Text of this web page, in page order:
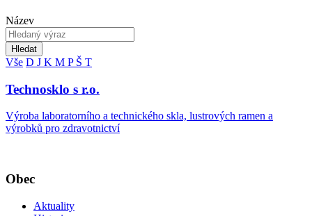
Název
Hledat
Vše D J K M P Š T
Technosklo s r.o.
Výroba laboratorního a technického skla, lustrových ramen a
výrobků pro zdravotnictví
Obec
Aktuality